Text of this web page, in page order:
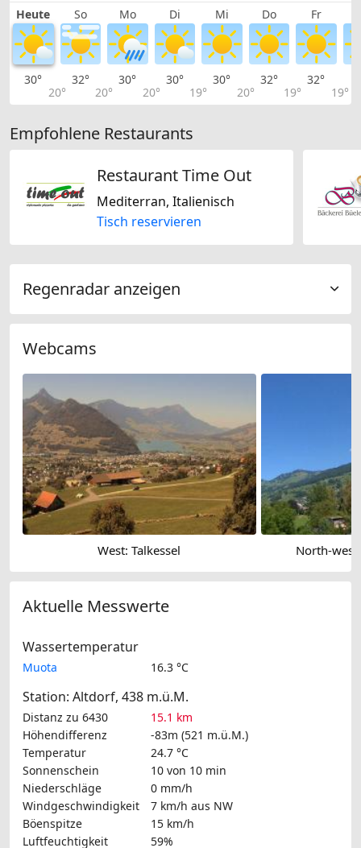
Heute So Mo Di Mi Do Fr
30°
20°
32°
20°
30°
20°
30°
19°
30°
20°
32°
19°
32°
19°
Empfohlene Restaurants
Restaurant Time Out
Mediterran, Italienisch
Tisch reservieren
Regenradar anzeigen
Webcams
West: Talkessel North-
Aktuelle Messwerte
Wassertemperatur
Muota 16.3 °C
Station: Altdorf, 438 m.ü.M.
Distanz zu 6430
15.1 km
Höhendifferenz
-83m (521 m.ü.M.)
Temperatur
24.7 °C
Sonnenschein
10 von 10 min
Niederschläge
0 mm/h
Windgeschwindigkeit
7 km/h aus NW
Böenspitze
15 km/h
Luftfeuchtigkeit
59%